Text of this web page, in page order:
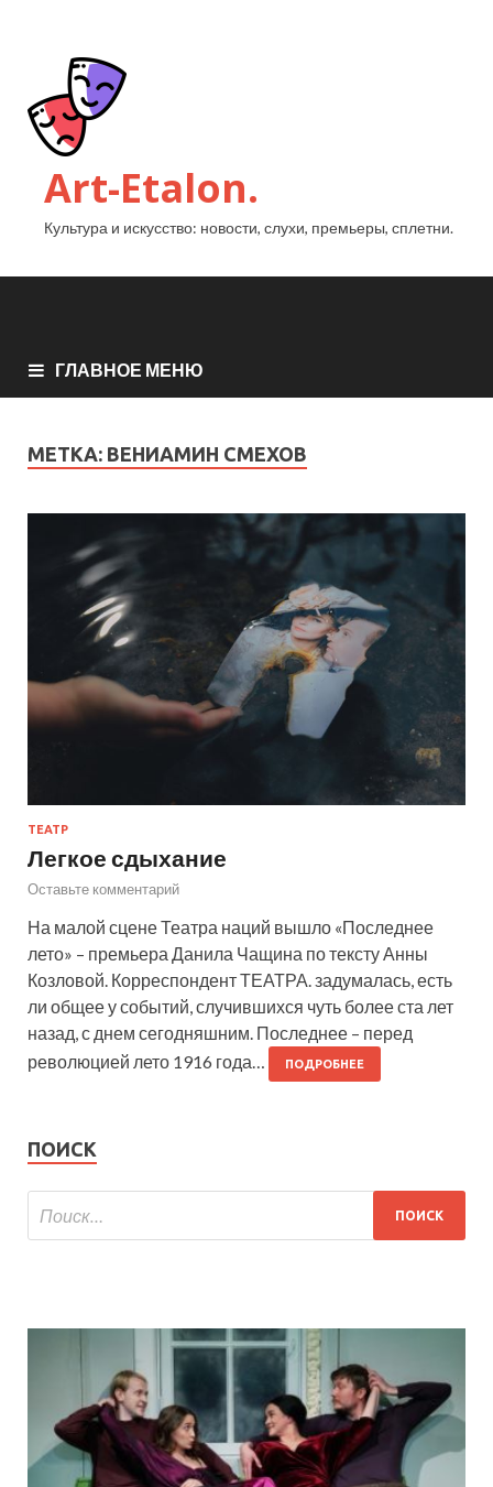
Art-Etalon.
Культура и искусство: новости, слухи, премьеры, сплетни.
ГЛАВНОЕ МЕНЮ
МЕТКА: ВЕНИАМИН СМЕХОВ
ТЕАТР
Легкое сдыхание
Оставьте комментарий
На малой сцене Театра наций вышло «Последнее
лето» – премьера Данила Чащина по тексту Анны
Козловой. Корреспондент ТЕАТРА. задумалась, есть
ли общее у событий, случившихся чуть более ста лет
назад, с днем сегодняшним. Последнее – перед
революцией лето 1916 года…
ПОДРОБНЕЕ
ПОИСК